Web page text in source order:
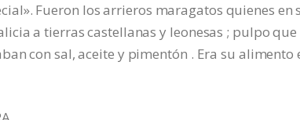
Fueron los arrieros maragatos quienes en
a tierras castellanas y leonesas ; pulpo que
con sal, aceite y pimentón . Era su alimento